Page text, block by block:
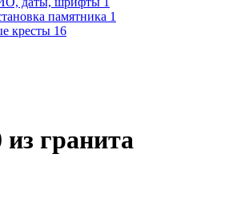
памятника 1
кресты 16
гранита